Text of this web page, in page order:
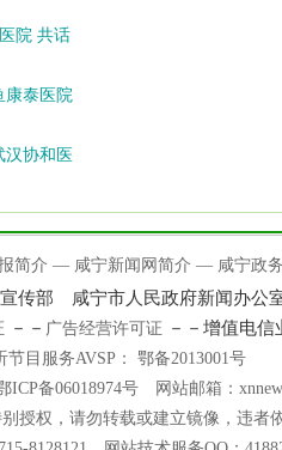
院 共话
康泰医院
汉协和医
简介 — 咸宁新闻网简介 — 咸宁政
宣传部 咸宁市人民政府新闻办
－－ 广告经营许可证 －－增值电信
节目服务AVSP： 鄂备2013001号
ICP备06018974号 网站邮箱：
授权，请勿转载或建立镜像，违者